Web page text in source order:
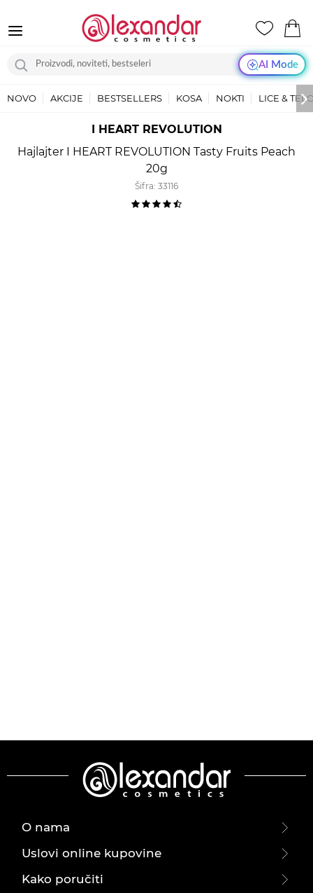
AI Mode
NOVO AKCIJE BESTSELLERS KOSA NOKTI LICE &
I HEART REVOLUTION
Hajlajter I HEART REVOLUTION Tasty Fruits Peach
20g
Šifra: 33116
O nama
Uslovi online kupovine
Kako poručiti